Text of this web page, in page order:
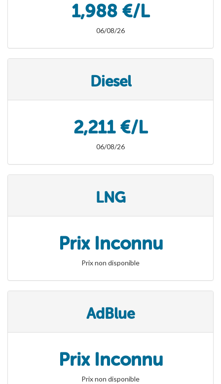
1,988 €/L
06/08/26
Diesel
2,211 €/L
06/08/26
LNG
Prix Inconnu
Prix non disponible
AdBlue
Prix Inconnu
Prix non disponible